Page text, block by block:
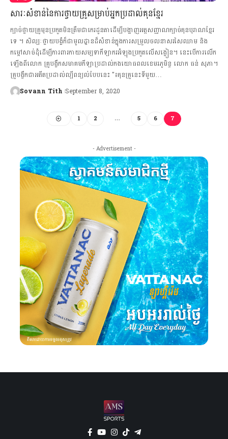
សារៈសំខាន់នៃការថ្វាយគ្រូសម្រាប់អ្នកប្រដាល់គុនខ្មែរ
ក្បាច់ថ្វាយគ្រូមុនប្រកួតមិនត្រឹមជាកេរដូនតាដើម្បីបង្ហាញអត្តសញ្ញាណក្បាច់គុនបុរាណខ្មែរ
ទេ ។ សិល្បៈថ្វាយបង្គំក៏ជាមូលដ្ឋានដ៏សំខាន់ក្នុងការសម្រួលចលនាសរសៃឈាម និង
កម្ដៅសាច់ដុំដើម្បីការពារកាយសម្បទាកីឡាករអំឡុងប្រកួតលើសង្វៀន។ នេះបើការលើក
ឡើងពីលោក គ្រូបង្វឹកសមាគមកីឡាប្រដាល់កងយោធពលខេមរភូមិន្ទ លោក ធន់ សុភា។
គ្រូបង្វឹកជាអតីតប្រដាល់ល្បីពន្យល់បែបនេះ "៖គុនគ្រូនេះទីមួយ…
Sovann Tith September 8, 2020
1 2 … 5 6 7
- Advertisement -